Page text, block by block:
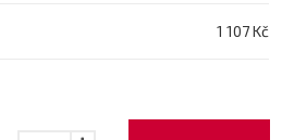
1 107 Kč